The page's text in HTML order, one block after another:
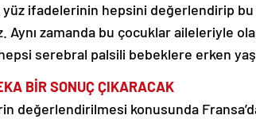
ifadelerinin hepsini değerlendirip
Aynı zamanda bu çocuklar aileleriyle
serebral palsili bebeklere erken
BİR SONUÇ ÇIKARACAK
değerlendirilmesi konusunda